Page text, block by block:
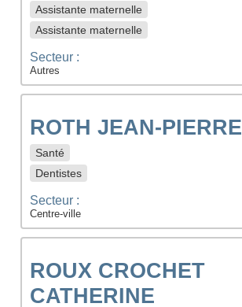
Assistante maternelle
Assistante maternelle
Secteur :
Autres
ROTH JEAN-PIERRE
Santé
Dentistes
Secteur :
Centre-ville
ROUX CROCHET
CATHERINE